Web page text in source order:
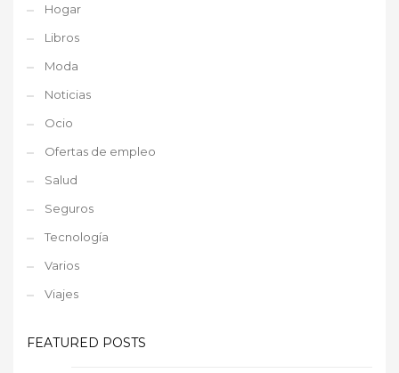
Hogar
Libros
Moda
Noticias
Ocio
Ofertas de empleo
Salud
Seguros
Tecnología
Varios
Viajes
FEATURED POSTS